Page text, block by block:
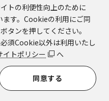
トの利便性向上のために
す。Cookieの利用にご同
タンを押してください。
須Cookie以外は利用いたし
イトポリシー へ
同意する
トポリシー
ェブアクセシビリティ
商取引法に基づく表記
リンク
サイトマップ